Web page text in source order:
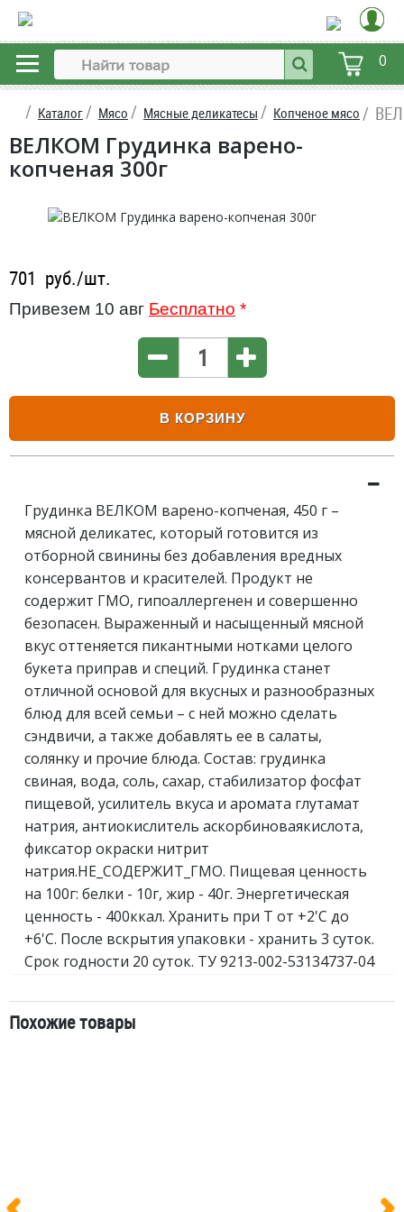
0
Каталог Мясо Мясные деликатесы Копченое мясо
ВЕЛКОМ Грудинка варено-
копченая 300г
701 руб./шт.
Привезем 10 авг Бесплатно *
В КОРЗИНУ
Грудинка ВЕЛКОМ варено-копченая, 450 г –
мясной деликатес, который готовится из
отборной свинины без добавления вредных
консервантов и красителей. Продукт не
содержит ГМО, гипоаллергенен и совершенно
безопасен. Выраженный и насыщенный мясной
вкус оттеняется пикантными нотками целого
букета приправ и специй. Грудинка станет
отличной основой для вкусных и разнообразных
блюд для всей семьи – с ней можно сделать
сэндвичи, а также добавлять ее в салаты,
солянку и прочие блюда. Состав: грудинка
свиная, вода, соль, сахар, стабилизатор фосфат
пищевой, усилитель вкуса и аромата глутамат
натрия, антиокислитель аскорбиноваякислота,
фиксатор окраски нитрит
натрия.НЕ_СОДЕРЖИТ_ГМО. Пищевая ценность
на 100г: белки - 10г, жир - 40г. Энергетическая
ценность - 400ккал. Хранить при Т от +2'C до
+6'C. После вскрытия упаковки - хранить 3 суток.
Срок годности 20 суток. ТУ 9213-002-53134737-04
Похожие товары